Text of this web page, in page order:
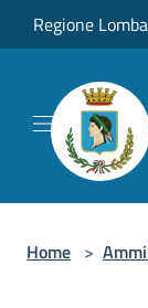
Salta al contenuto
Regione
Home >